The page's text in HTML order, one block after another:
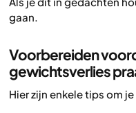
gaan.
Voorbereiden
gewichtsverlies
Hier zijn enkele tips om